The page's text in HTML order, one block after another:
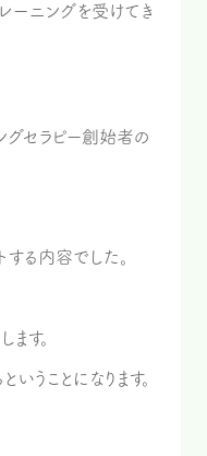
ーニングを受けてき
グセラピー創始者の
する内容でした。
す。
うことになります。